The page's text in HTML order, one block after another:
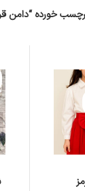
خورده “دامن